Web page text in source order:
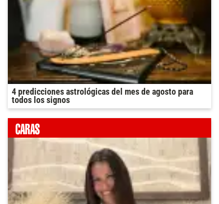
4 predicciones astrológicas del mes de agosto para
todos los signos